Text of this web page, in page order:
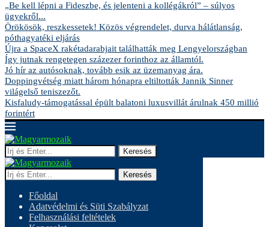
„Be kell lépni a Fideszbe, és jelenteni a kollégákról” – súlyos
ügyekről...
Örökösök, reszkessetek! Közös végrendelet, durva hálátlanság,
póthagyatéki eljárás
Újra a SpaceX rakétadarabjait találhatták meg Lengyelországban
Így jutnak rengetegen százezer forinthoz az államtól.
Jó hír az autósoknak, tovább esik az üzemanyag ára.
Doppingvétség miatt három hónapra eltiltották Jannik Sinner
világelső teniszezőt.
Kisfaludy-támogatással épült balatoni luxusvillát árulnak 450 millió
forintért
Keresés
Keresés
Főoldal
Adatvédelmi és Süti Szabályzat
Felhasználási feltételek